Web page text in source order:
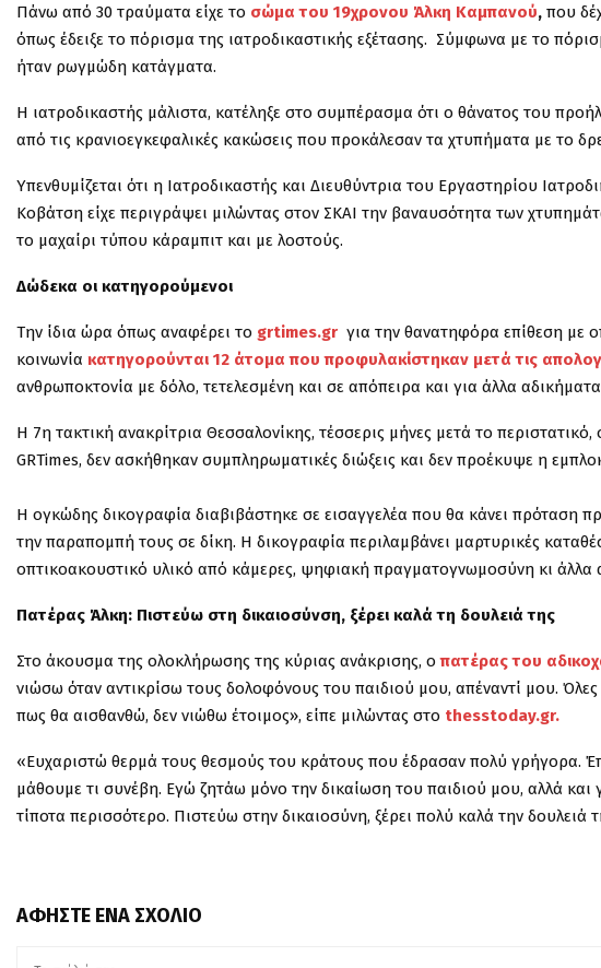
Πάνω από 30 τραύματα είχε το σώμα του 19χρονου Άλκη Καμπανού, που
όπως έδειξε το πόρισμα της ιατροδικαστικής εξέτασης. Σύμφωνα με το
ήταν ρωγμώδη κατάγματα.
Η ιατροδικαστής μάλιστα, κατέληξε στο συμπέρασμα ότι ο θάνατος του
από τις κρανιοεγκεφαλικές κακώσεις που προκάλεσαν τα χτυπήματα με το
Υπενθυμίζεται ότι η Ιατροδικαστής και Διευθύντρια του Εργαστηρίου
Κοβάτση είχε περιγράψει μιλώντας στον ΣΚΑΙ την βαναυσότητα των
το μαχαίρι τύπου κάραμπιτ και με λοστούς.
Δώδεκα οι κατηγορούμενοι
Την ίδια ώρα όπως αναφέρει το grtimes.gr για την θανατηφόρα επίθεση με
κοινωνία κατηγορούνται 12 άτομα που προφυλακίστηκαν μετά τις
ανθρωποκτονία με δόλο, τετελεσμένη και σε απόπειρα και για άλλα
Η 7η τακτική ανακρίτρια Θεσσαλονίκης, τέσσερις μήνες μετά το
GRTimes, δεν ασκήθηκαν συμπληρωματικές διώξεις και δεν προέκυψε η
Η ογκώδης δικογραφία διαβιβάστηκε σε εισαγγελέα που θα κάνει πρόταση
την παραπομπή τους σε δίκη. Η δικογραφία περιλαμβάνει μαρτυρικές
οπτικοακουστικό υλικό από κάμερες, ψηφιακή πραγματογνωμοσύνη κι άλλα
Πατέρας Άλκη: Πιστεύω στη δικαιοσύνση, ξέρει καλά τη δουλειά της
Στο άκουσμα της ολοκλήρωσης της κύριας ανάκρισης, ο πατέρας του
νιώσω όταν αντικρίσω τους δολοφόνους του παιδιού μου, απέναντί μου.
πως θα αισθανθώ, δεν νιώθω έτοιμος», είπε μιλώντας στο thesstoday.gr.
«Ευχαριστώ θερμά τους θεσμούς του κράτους που έδρασαν πολύ γρήγορα.
μάθουμε τι συνέβη. Εγώ ζητάω μόνο την δικαίωση του παιδιού μου, αλλά και
τίποτα περισσότερο. Πιστεύω στην δικαιοσύνη, ξέρει πολύ καλά την δουλειά
ΑΦΉΣΤΕ ΈΝΑ ΣΧΌΛΙΟ